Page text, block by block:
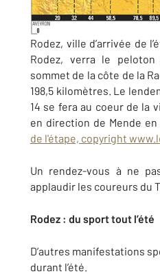
Rodez, ville d’arrivée de
Rodez, verra le
sommet de la côte de la
198,5 kilomètres. Le
14 se fera au coeur de la
en direction de Mende en
de l'étape, copyright
Un rendez-vous à ne
applaudir les coureurs du
Rodez : du sport tout l’été
D’autres manifestations
durant l’été.